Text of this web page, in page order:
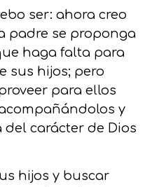
ser: ahora creo
padre se proponga
haga falta para
sus hijos; pero
para ellos
y
carácter de Dios
hijos y buscar